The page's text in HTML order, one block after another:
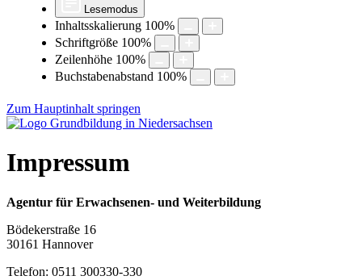
Lesemodus
Inhaltsskalierung 100%
Schriftgröße 100%
Zeilenhöhe 100%
Buchstabenabstand 100%
Zum Hauptinhalt springen
Impressum
Agentur für Erwachsenen- und Weiterbildung
Bödekerstraße 16
30161 Hannover
Telefon: 0511 300330-330